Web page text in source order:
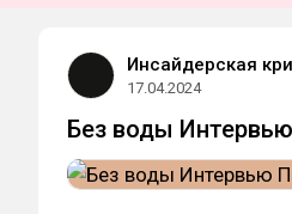
Инсайдерская
17.04.2024
Без воды